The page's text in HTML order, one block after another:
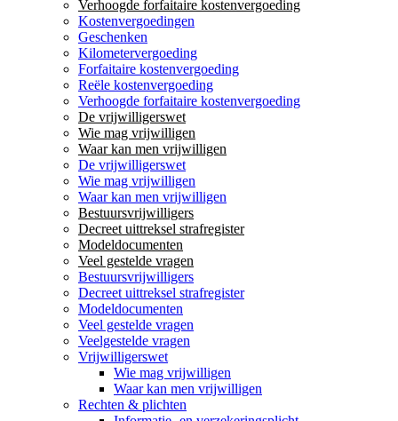
Verhoogde forfaitaire kostenvergoeding
Kostenvergoedingen
Geschenken
Kilometervergoeding
Forfaitaire kostenvergoeding
Reële kostenvergoeding
Verhoogde forfaitaire kostenvergoeding
De vrijwilligerswet
Wie mag vrijwilligen
Waar kan men vrijwilligen
De vrijwilligerswet
Wie mag vrijwilligen
Waar kan men vrijwilligen
Bestuursvrijwilligers
Decreet uittreksel strafregister
Modeldocumenten
Veel gestelde vragen
Bestuursvrijwilligers
Decreet uittreksel strafregister
Modeldocumenten
Veel gestelde vragen
Veelgestelde vragen
Vrijwilligerswet
Wie mag vrijwilligen
Waar kan men vrijwilligen
Rechten & plichten